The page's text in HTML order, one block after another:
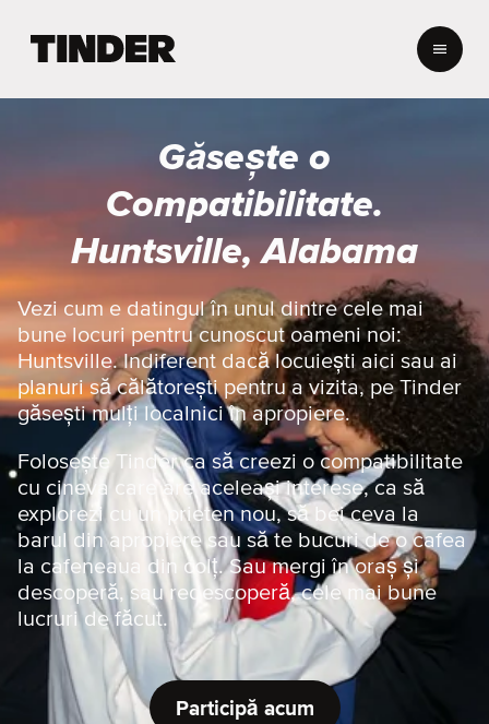
T
n
d
e
Găsește o
Compatibilitate.
Huntsville, Alabama
Vezi cum e datingul în unul dintre cele mai
bune locuri pentru cunoscut oameni noi:
Huntsville. Indiferent dacă locuiești aici sau ai
planuri să călătorești pentru a vizita, pe Tinder
găsești mulți localnici în apropiere.
Folosește Tinder ca să creezi o compatibilitate
cu cineva care are aceleași interese, ca să
explorezi cu un prieten nou, să bei ceva la
barul din apropiere sau să te bucuri de o cafea
la cafeneaua din colț. Sau mergi în oraș și
descoperă, sau redescoperă, cele mai bune
lucruri de făcut.
Participă acum